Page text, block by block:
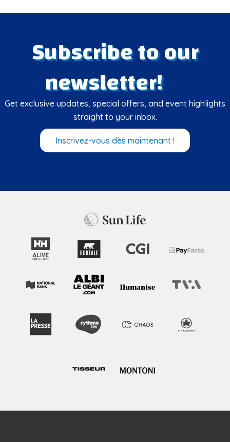
Subscribe to our
newsletter!
Get exclusive updates, special offers, and event highlights
straight to your inbox.
Inscrivez-vous dès maintenant !